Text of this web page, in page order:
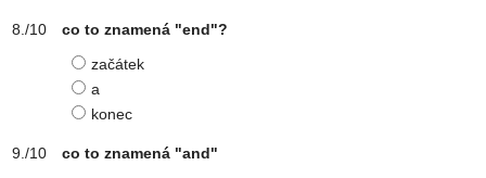
co to znamená "end"?
začátek
a
konec
co to znamená "and"